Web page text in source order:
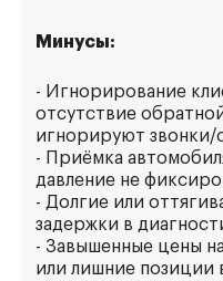
Минусы:
- Игнорирование
отсутствие
игнорируют звонки/
- Приёмка
давление не
- Долгие или
задержки в
- Завышенные цены
или лишние позиции